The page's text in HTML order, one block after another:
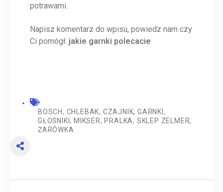
potrawami.
Napisz komentarz do wpisu, powiedz nam czy
Ci pomógł: jakie garnki polecacie
BOSCH, CHLEBAK, CZAJNIK,GARNKI ,
GŁOŚNIKI, MIKSER, PRALKA, SKLEP ZELMER,
ŻARÓWKA